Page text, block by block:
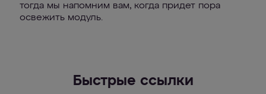
тогда мы напомним вам, когда придет пора
освежить модуль.
Быстрые ссылки